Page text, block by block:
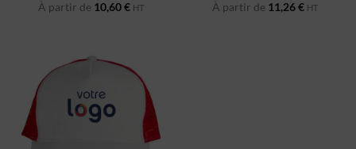
À partir de 10,60€ HT À partir de 11,26€ HT